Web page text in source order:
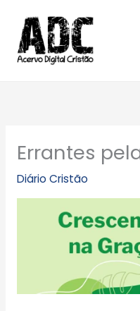
para
conteúdo
Errantes
Diário Cristão